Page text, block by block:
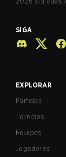
SIGA
EXPLORAR
Partidas
Torneios
Equipes
Jogadores